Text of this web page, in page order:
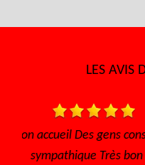
LES AVIS
Je recommande ce